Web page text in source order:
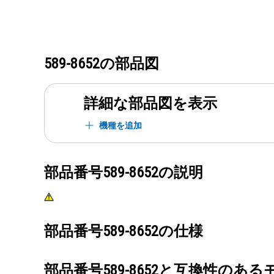
589-8652の部品図
詳細な部品図を表示
機種を追加
部品番号589-8652の説明
部品番号589-8652の仕様
部品番号589-8652と互換性のある